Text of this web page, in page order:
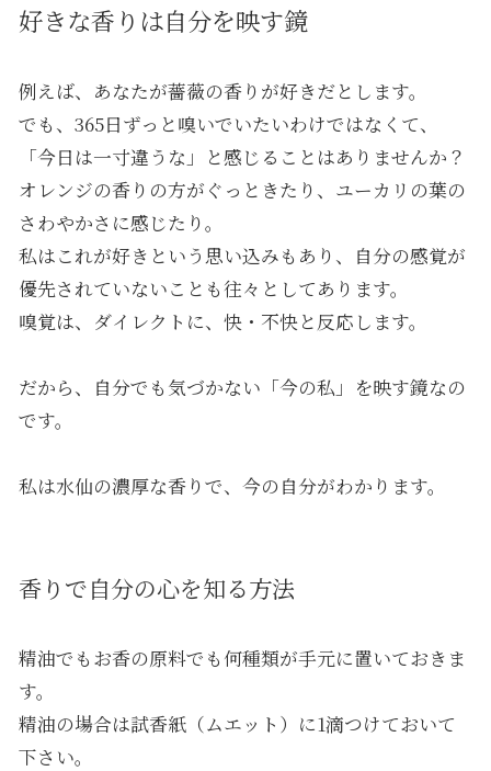
好きな香りは自分を映す鏡
例えば、あなたが薔薇の香りが好きだとします。
でも、365日ずっと嗅いでいたいわけではなくて、
「今日は一寸違うな」と感じることはありませんか？
オレンジの香りの方がぐっときたり、ユーカリの葉の
さわやかさに感じたり。
私はこれが好きという思い込みもあり、自分の感覚が
優先されていないことも往々としてあります。
嗅覚は、ダイレクトに、快・不快と反応します。
だから、自分でも気づかない「今の私」を映す鏡なの
です。
私は水仙の濃厚な香りで、今の自分がわかります。
香りで自分の心を知る方法
精油でもお香の原料でも何種類が手元に置いておきま
す。
精油の場合は試香紙（ムエット）に1滴つけておいて
下さい。